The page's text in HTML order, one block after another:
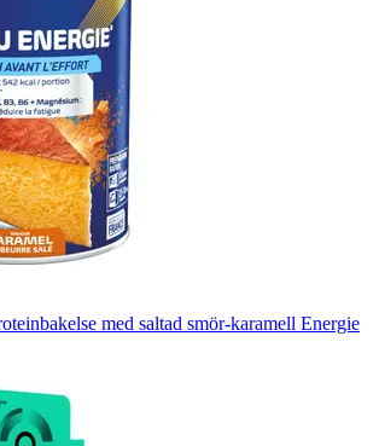
med saltad smör-karamell Energie